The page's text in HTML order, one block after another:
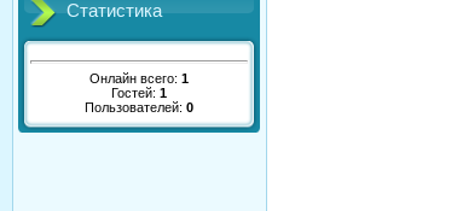
Статистика
Онлайн всего: 1
Гостей: 1
Пользователей: 0